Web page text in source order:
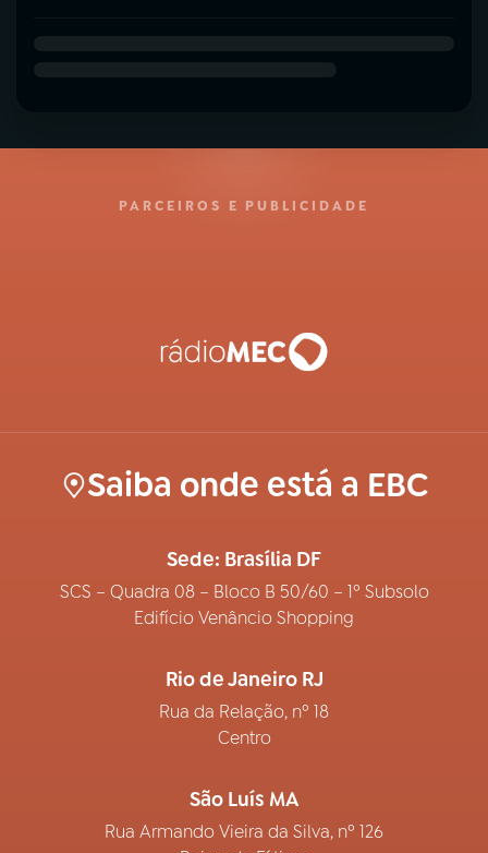
PARCEIROS E PUBLICIDADE
Saiba onde está a EBC
Sede: Brasília DF
SCS – Quadra 08 – Bloco B 50/60 – 1º Subsolo
Edifício Venâncio Shopping
Rio de Janeiro RJ
Rua da Relação, nº 18
Centro
São Luís MA
Rua Armando Vieira da Silva, nº 126